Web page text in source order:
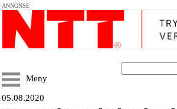
ANNONSE
Meny
05.08.2020